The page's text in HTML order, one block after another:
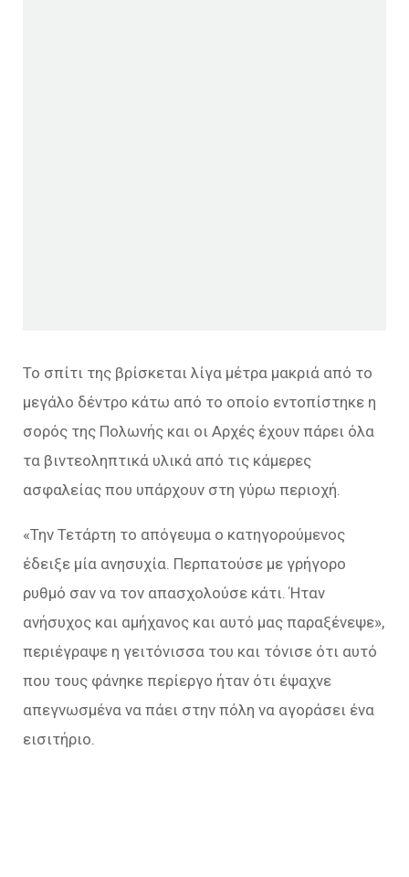
Το σπίτι της βρίσκεται λίγα μέτρα μακριά από το
μεγάλο δέντρο κάτω από το οποίο εντοπίστηκε η
σορός της Πολωνής και οι Αρχές έχουν πάρει όλα
τα βιντεοληπτικά υλικά από τις κάμερες
ασφαλείας που υπάρχουν στη γύρω περιοχή.
«Την Τετάρτη το απόγευμα ο κατηγορούμενος
έδειξε μία ανησυχία. Περπατούσε με γρήγορο
ρυθμό σαν να τον απασχολούσε κάτι. Ήταν
ανήσυχος και αμήχανος και αυτό μας παραξένεψε»,
περιέγραψε η γειτόνισσα του και τόνισε ότι αυτό
που τους φάνηκε περίεργο ήταν ότι έψαχνε
απεγνωσμένα να πάει στην πόλη να αγοράσει ένα
εισιτήριο.